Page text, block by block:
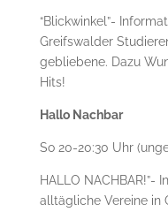
“Blickwinkel”-
Greifswalder
gebliebene. Dazu
Hits!
Hallo Nachbar
So 20-20:30 Uhr
HALLO NACHBAR!”-
alltägliche Vereine in